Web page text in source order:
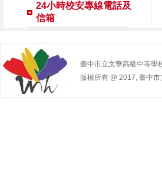
24小時校安專線電話及
信箱
臺中市立文華高級中等
版權所有 @ 2017, 臺中